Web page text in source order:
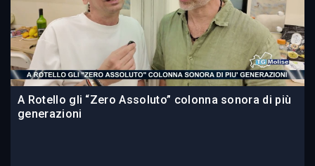
A Rotello gli “Zero Assoluto” colonna sonora di più
generazioni